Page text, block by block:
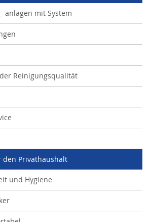
anlagen mit System
Reinigungsqualität
den Privathaushalt
und Hygiene